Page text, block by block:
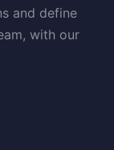
and define
with our